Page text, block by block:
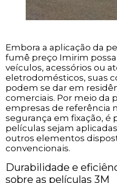
Embora a aplicação da
fumê preço Imirim
veículos, acessórios ou
eletrodomésticos, suas
podem se dar em
comerciais. Por meio da
empresas de referência
segurança em fixação, é
películas sejam
outros elementos
convencionais.
Durabilidade e
sobre as películas 3M